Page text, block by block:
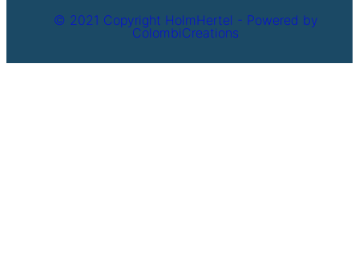
© 2021 Copyright HolmHertel - Powered by
ColombiCreations